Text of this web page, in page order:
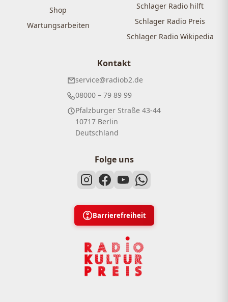
Shop
Wartungsarbeiten
Schlager Radio hilft
Schlager Radio Preis
Schlager Radio Wikipedia
Kontakt
service@radiob2.de
08000 – 79 89 99
Pfalzburger Straße 43-44
10717 Berlin
Deutschland
Folge uns
Barrierefreiheit